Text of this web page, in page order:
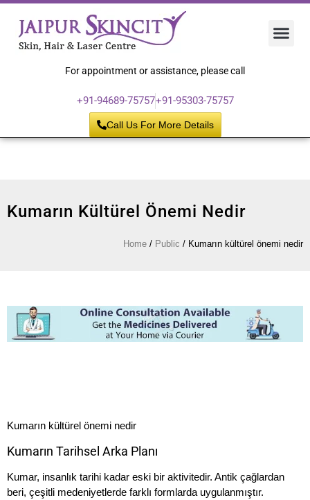
For appointment or assistance, please call
+91-94689-75757+91-95303-75757
Call Us For More Details
Kumarın Kültürel Önemi Nedir
Home / Public / Kumarın kültürel önemi nedir
Kumarın kültürel önemi nedir
Kumarın Tarihsel Arka Planı
Kumar, insanlık tarihi kadar eski bir aktivitedir. Antik çağlardan
beri, çeşitli medeniyetlerde farklı formlarda uygulanmıştır.